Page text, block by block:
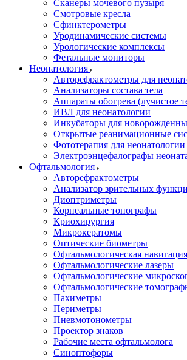
Сканеры мочевого пузыря
Смотровые кресла
Сфинктерометры
Уродинамические системы
Урологические комплексы
Фетальные мониторы
Неонатология
Авторефрактометры для
Анализаторы состава тела
Аппараты обогрева (лучистое
ИВЛ для неонатологии
Инкубаторы для
Открытые реанимационные
Фототерапия для неонатологии
Электроэнцефалографы
Офтальмология
Авторефрактометры
Анализатор зрительных
Диоптриметры
Корнеальные топографы
Криохирургия
Микрокератомы
Оптические биометры
Офтальмологическая навигация
Офтальмологические лазеры
Офтальмологические
Офтальмологические
Пахиметры
Периметры
Пневмотонометры
Проектор знаков
Рабочие места офтальмолога
Синоптофоры